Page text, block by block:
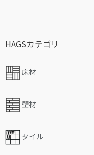
HAGSカテゴリ
床材
壁材
タイル